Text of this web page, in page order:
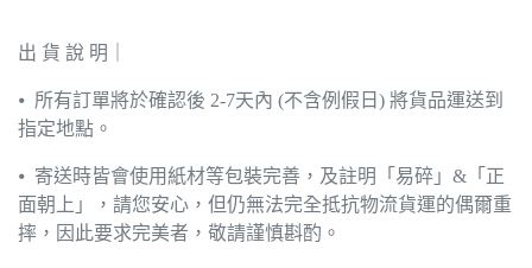
出 貨 說 明｜
⦁ 所有訂單將於確認後 2-7天內 (不含例假日) 將貨品運送到
指定地點。
⦁ 寄送時皆會使用紙材等包裝完善，及註明「易碎」&「正
面朝上」，請您安心，但仍無法完全抵抗物流貨運的偶爾重
摔，因此要求完美者，敬請謹慎斟酌。